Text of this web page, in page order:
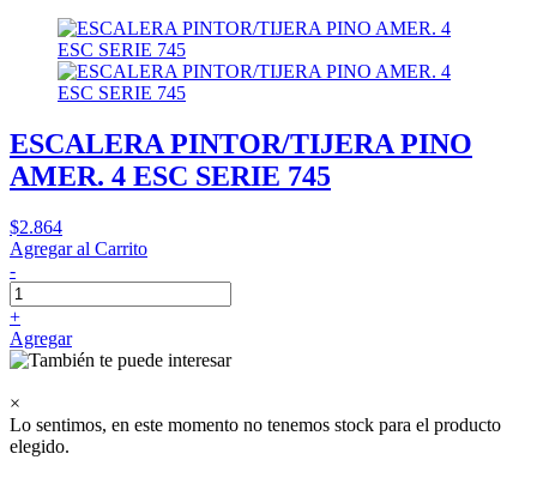
ESCALERA PINTOR/TIJERA PINO
AMER. 4 ESC SERIE 745
$2.864
Agregar al Carrito
-
+
Agregar
×
Lo sentimos, en este momento no tenemos stock para el producto
elegido.